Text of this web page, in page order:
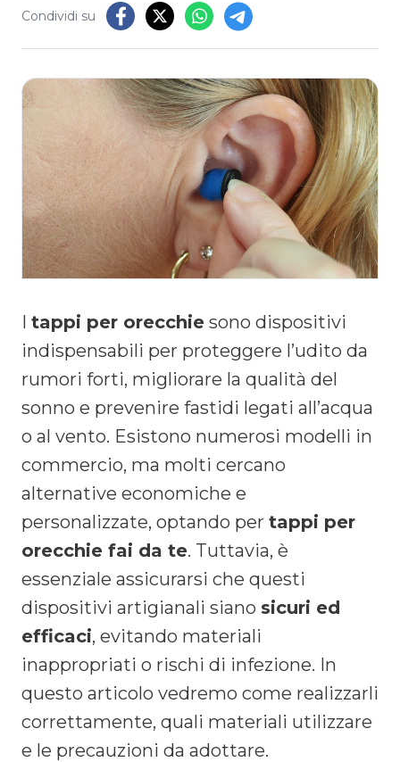
Condividi su
I tappi per orecchie sono dispositivi
indispensabili per proteggere l’udito da
rumori forti, migliorare la qualità del
sonno e prevenire fastidi legati all’acqua
o al vento. Esistono numerosi modelli in
commercio, ma molti cercano
alternative economiche e
personalizzate, optando per tappi per
orecchie fai da te. Tuttavia, è
essenziale assicurarsi che questi
dispositivi artigianali siano sicuri ed
efficaci, evitando materiali
inappropriati o rischi di infezione. In
questo articolo vedremo come realizzarli
correttamente, quali materiali utilizzare
e le precauzioni da adottare.